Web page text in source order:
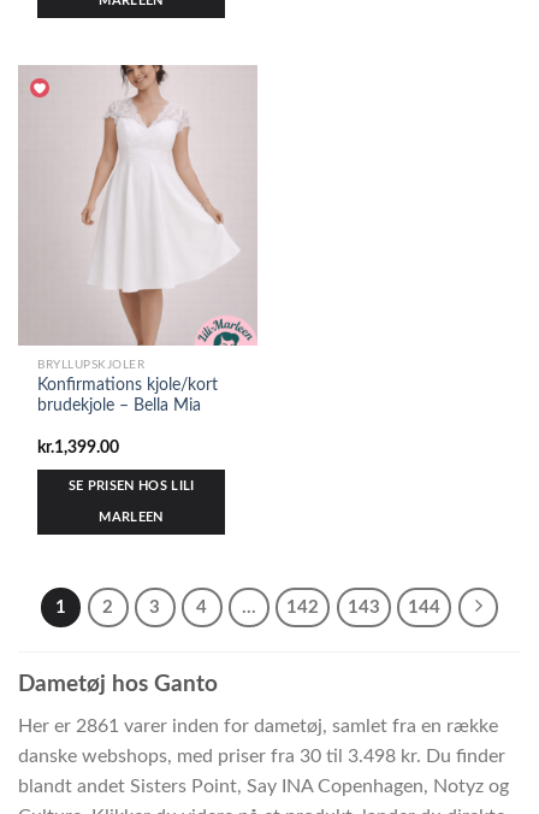
BRYLLUPSKJOLER
Konfirmations kjole/kort
brudekjole – Bella Mia
kr.1,399.00
SE PRISEN HOS LILI
MARLEEN
1 2 3 4 … 142 143 144
Dametøj hos Ganto
Her er 2861 varer inden for dametøj, samlet fra en række
danske webshops, med priser fra 30 til 3.498 kr. Du finder
blandt andet Sisters Point, Say INA Copenhagen, Notyz og